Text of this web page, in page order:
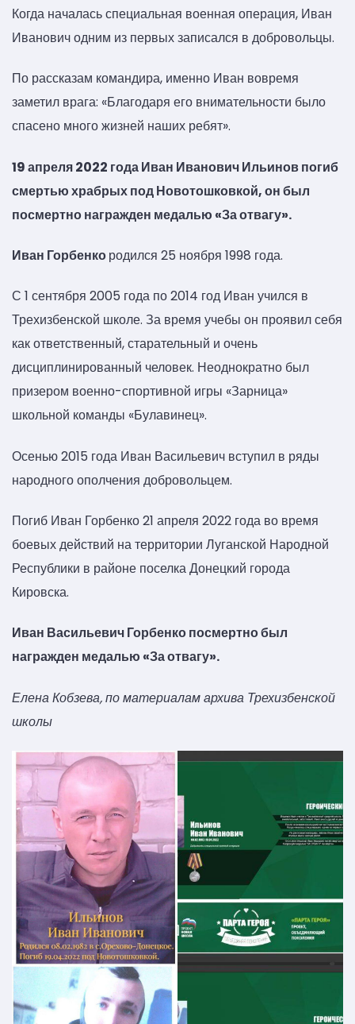
Когда началась специальная военная операция, Иван
Иванович одним из первых записался в добровольцы.
По рассказам командира, именно Иван вовремя
заметил врага: «Благодаря его внимательности было
спасено много жизней наших ребят».
19 апреля 2022 года Иван Иванович Ильинов погиб
смертью храбрых под Новотошковкой, он был
посмертно награжден медалью «За отвагу».
Иван Горбенкородился 25 ноября 1998 года.
С 1 сентября 2005 года по 2014 год Иван учился в
Трехизбенской школе. За время учебы он проявил себя
как ответственный, старательный и очень
дисциплинированный человек. Неоднократно был
призером военно-спортивной игры «Зарница»
школьной команды «Булавинец».
Осенью 2015 года Иван Васильевич вступил в ряды
народного ополчения добровольцем.
Погиб Иван Горбенко 21 апреля 2022 года во время
боевых действий на территории Луганской Народной
Республики в районе поселка Донецкий города
Кировска.
Иван Васильевич Горбенко посмертно был
награжден медалью «За отвагу».
Елена Кобзева, по материалам архива Трехизбенской
школы